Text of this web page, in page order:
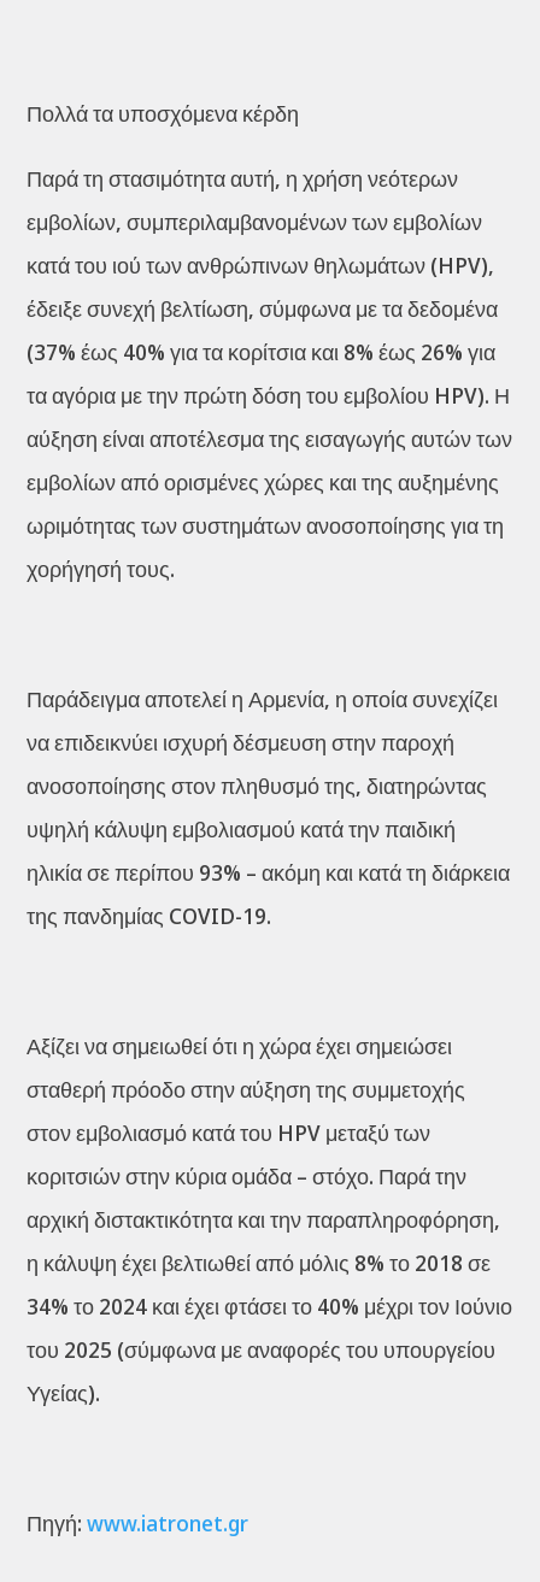
Πολλά τα υποσχόμενα κέρδη
Παρά τη στασιμότητα αυτή, η χρήση νεότερων
εμβολίων, συμπεριλαμβανομένων των εμβολίων
κατά του ιού των ανθρώπινων θηλωμάτων (HPV),
έδειξε συνεχή βελτίωση, σύμφωνα με τα δεδομένα
(37% έως 40% για τα κορίτσια και 8% έως 26% για
τα αγόρια με την πρώτη δόση του εμβολίου HPV). Η
αύξηση είναι αποτέλεσμα της εισαγωγής αυτών των
εμβολίων από ορισμένες χώρες και της αυξημένης
ωριμότητας των συστημάτων ανοσοποίησης για τη
χορήγησή τους.
Παράδειγμα αποτελεί η Αρμενία, η οποία συνεχίζει
να επιδεικνύει ισχυρή δέσμευση στην παροχή
ανοσοποίησης στον πληθυσμό της, διατηρώντας
υψηλή κάλυψη εμβολιασμού κατά την παιδική
ηλικία σε περίπου 93% – ακόμη και κατά τη διάρκεια
της πανδημίας COVID-19.
Αξίζει να σημειωθεί ότι η χώρα έχει σημειώσει
σταθερή πρόοδο στην αύξηση της συμμετοχής
στον εμβολιασμό κατά του HPV μεταξύ των
κοριτσιών στην κύρια ομάδα – στόχο. Παρά την
αρχική διστακτικότητα και την παραπληροφόρηση,
η κάλυψη έχει βελτιωθεί από μόλις 8% το 2018 σε
34% το 2024 και έχει φτάσει το 40% μέχρι τον Ιούνιο
του 2025 (σύμφωνα με αναφορές του υπουργείου
Υγείας).
Πηγή:www.iatronet.gr